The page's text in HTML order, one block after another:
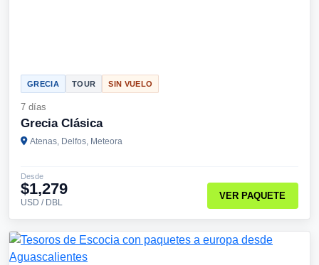
GRECIA TOUR SIN VUELO
7 días
Grecia Clásica
Atenas, Delfos, Meteora
Desde
$1,279
USD / DBL
VER PAQUETE